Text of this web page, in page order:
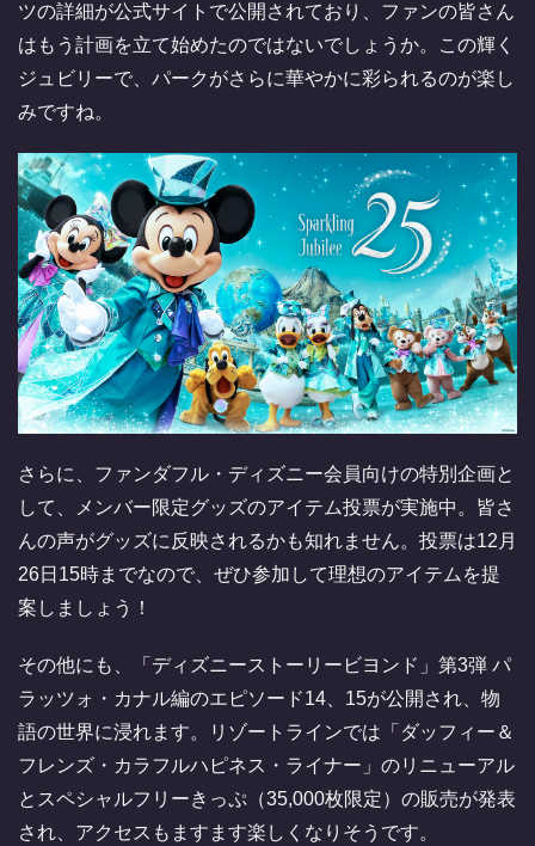
ツの詳細が公式サイトで公開されており、ファンの皆さん
はもう計画を立て始めたのではないでしょうか。この輝く
ジュビリーで、パークがさらに華やかに彩られるのが楽し
みですね。
さらに、ファンダフル・ディズニー会員向けの特別企画と
して、メンバー限定グッズのアイテム投票が実施中。皆さ
んの声がグッズに反映されるかも知れません。投票は12月
26日15時までなので、ぜひ参加して理想のアイテムを提
案しましょう！
その他にも、「ディズニーストーリービヨンド」第3弾 パ
ラッツォ・カナル編のエピソード14、15が公開され、物
語の世界に浸れます。リゾートラインでは「ダッフィー＆
フレンズ・カラフルハピネス・ライナー」のリニューアル
とスペシャルフリーきっぷ（35,000枚限定）の販売が発表
され、アクセスもますます楽しくなりそうです。